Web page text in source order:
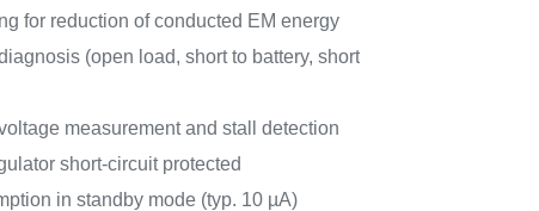
for reduction of conducted EM energy
(open load, short to battery, short
measurement and stall detection
short-circuit protected
in standby mode (typ. 10 µA)